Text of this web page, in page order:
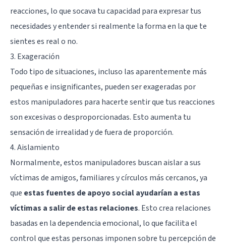
reacciones, lo que socava tu capacidad para expresar tus
necesidades y entender si realmente la forma en la que te
sientes es real o no.
3. Exageración
Todo tipo de situaciones, incluso las aparentemente más
pequeñas e insignificantes, pueden ser exageradas por
estos manipuladores para hacerte sentir que tus reacciones
son excesivas o desproporcionadas. Esto aumenta tu
sensación de irrealidad y de fuera de proporción.
4. Aislamiento
Normalmente, estos manipuladores buscan aislar a sus
víctimas de amigos, familiares y círculos más cercanos, ya
que estas fuentes de apoyo social ayudarían a estas
víctimas a salir de estas relaciones. Esto crea relaciones
basadas en la dependencia emocional, lo que facilita el
control que estas personas imponen sobre tu percepción de